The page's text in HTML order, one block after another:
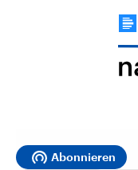
Abonnieren